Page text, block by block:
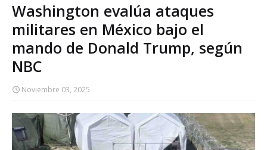
Washington evalúa ataques
militares en México bajo el
mando de Donald Trump, según
NBC
Noviembre 03, 2025